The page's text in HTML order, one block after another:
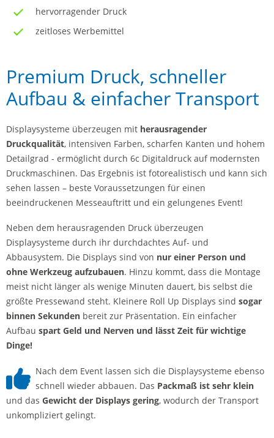
hervorragender Druck
zeitloses Werbemittel
Premium Druck, schneller
Aufbau & einfacher Transport
Displaysysteme überzeugen mit herausragender
Druckqualität, intensiven Farben, scharfen Kanten und hohem
Detailgrad - ermöglicht durch 6c Digitaldruck auf modernsten
Druckmaschinen. Das Ergebnis ist fotorealistisch und kann sich
sehen lassen – beste Voraussetzungen für einen
beeindruckenen Messeauftritt und ein gelungenes Event!
Neben dem herausragenden Druck überzeugen
Displaysysteme durch ihr durchdachtes Auf- und
Abbausystem. Die Displays sind von nur einer Person und
ohne Werkzeug aufzubauen. Hinzu kommt, dass die Montage
meist nicht länger als wenige Minuten dauert, bis selbst die
größte Pressewand steht. Kleinere Roll Up Displays sind sogar
binnen Sekunden bereit zur Präsentation. Ein einfacher
Aufbau spart Geld und Nerven und lässt Zeit für wichtige
Dinge!
Nach dem Event lassen sich die Displaysysteme ebenso
schnell wieder abbauen. Das Packmaß ist sehr klein
und das Gewicht der Displays gering, wodurch der Transport
unkompliziert gelingt.